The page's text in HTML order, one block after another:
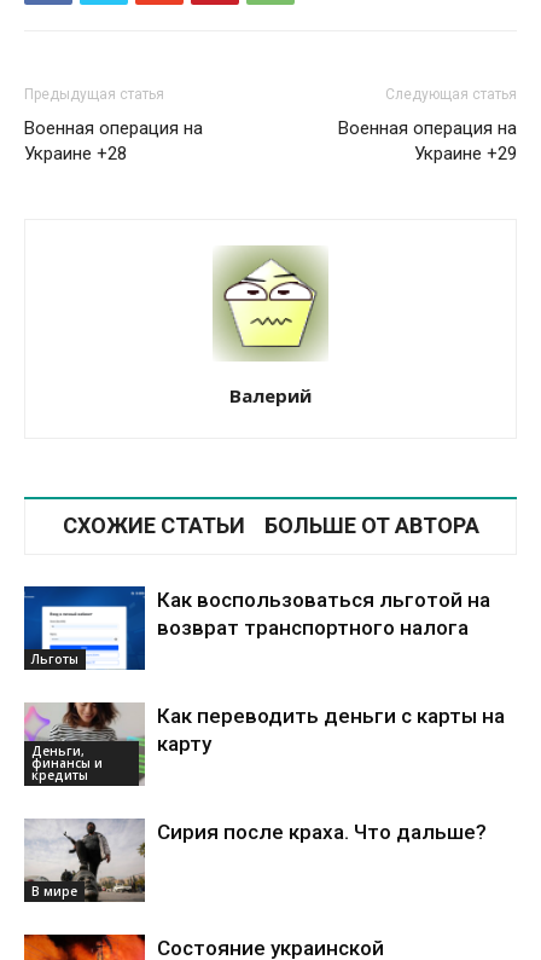
Предыдущая статья
Военная операция на
Украине +28
Следующая статья
Военная операция на
Украине +29
Валерий
СХОЖИЕ СТАТЬИ БОЛЬШЕ ОТ АВТОРА
Льготы
Как воспользоваться льготой на
возврат транспортного налога
Деньги,
финансы и
кредиты
Как переводить деньги с карты на
карту
В мире
Сирия после краха. Что дальше?
Состояние украинской